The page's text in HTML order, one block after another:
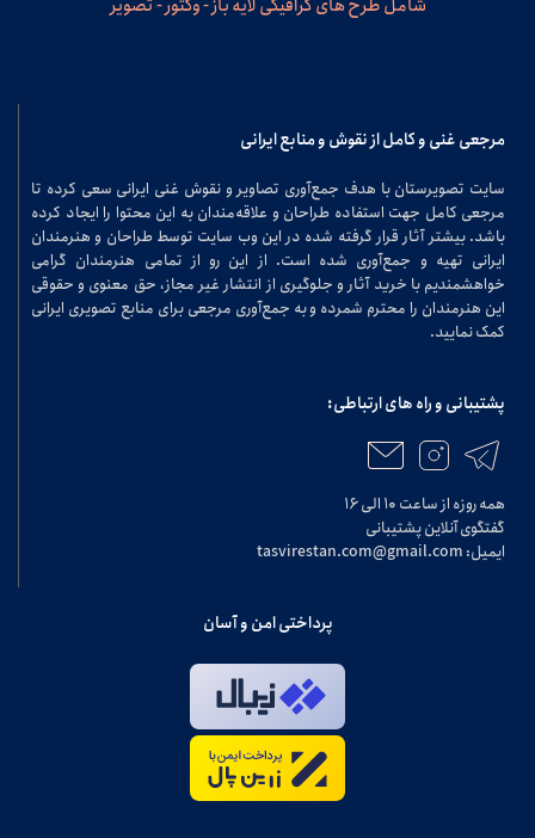
مرجعی غنی و کامل از نقوش و منابع ایرانی
سایت تصویرستان با هدف جمع‌آوری تصاویر و نقوش غنی ایرانی سعی کرده تا
مرجعی کامل جهت استفاده طراحان و علاقه‌مندان به این محتوا را ایجاد کرده
باشد. بیشتر آثار قرار گرفته شده در این وب سایت توسط طراحان و هنرمندان
ایرانی تهیه و جمع‌آوری شده است. از این رو از تمامی هنرمندان گرامی
خواهشمندیم با خرید آثار و جلوگیری از انتشار غیر مجاز، حق معنوی و حقوقی
این هنرمندان را محترم شمرده و به جمع‌آوری مرجعی برای منابع تصویری ایرانی
کمک نمایید.
پشتیبانی و راه های ارتباطی:
همه روزه از ساعت ۱۰ الی ۱۶
گفتگوی آنلاین پشتیبانی
ایمیل: tasvirestan.com@gmail.com
پرداختی امن و آسان